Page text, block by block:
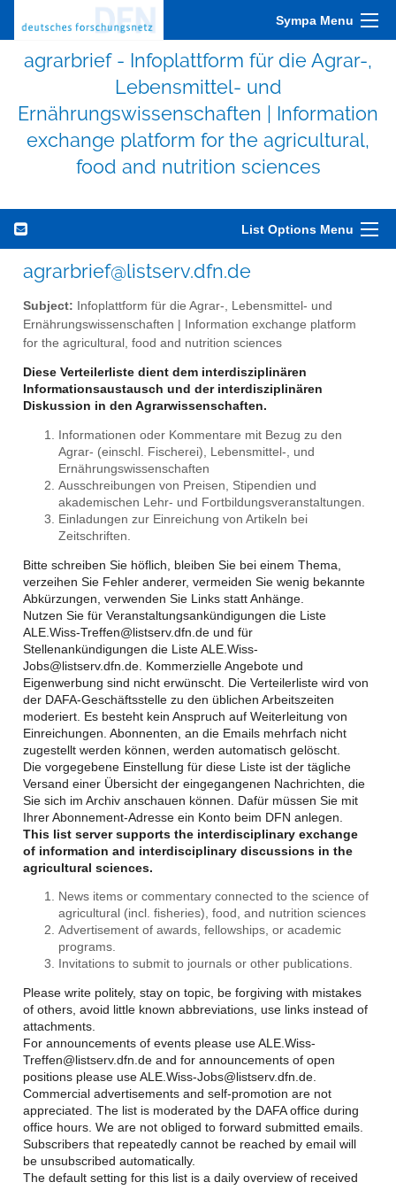
Sympa Menu
agrarbrief - Infoplattform für die Agrar-,
Lebensmittel- und
Ernährungswissenschaften | Information
exchange platform for the agricultural,
food and nutrition sciences
List Options Menu
agrarbrief@listserv.dfn.de
Subject: Infoplattform für die Agrar-, Lebensmittel- und
Ernährungswissenschaften | Information exchange platform
for the agricultural, food and nutrition sciences
Diese Verteilerliste dient dem interdisziplinären
Informationsaustausch und der interdisziplinären
Diskussion in den Agrarwissenschaften.
Informationen oder Kommentare mit Bezug zu den
Agrar- (einschl. Fischerei), Lebensmittel-, und
Ernährungswissenschaften
Ausschreibungen von Preisen, Stipendien und
akademischen Lehr- und Fortbildungsveranstaltungen.
Einladungen zur Einreichung von Artikeln bei
Zeitschriften.
Bitte schreiben Sie höflich, bleiben Sie bei einem Thema,
verzeihen Sie Fehler anderer, vermeiden Sie wenig bekannte
Abkürzungen, verwenden Sie Links statt Anhänge.
Nutzen Sie für Veranstaltungsankündigungen die Liste
ALE.Wiss-Treffen@listserv.dfn.de und für
Stellenankündigungen die Liste ALE.Wiss-
Jobs@listserv.dfn.de. Kommerzielle Angebote und
Eigenwerbung sind nicht erwünscht. Die Verteilerliste wird von
der DAFA-Geschäftsstelle zu den üblichen Arbeitszeiten
moderiert. Es besteht kein Anspruch auf Weiterleitung von
Einreichungen. Abonnenten, an die Emails mehrfach nicht
zugestellt werden können, werden automatisch gelöscht.
Die vorgegebene Einstellung für diese Liste ist der tägliche
Versand einer Übersicht der eingegangenen Nachrichten, die
Sie sich im Archiv anschauen können. Dafür müssen Sie mit
Ihrer Abonnement-Adresse ein Konto beim DFN anlegen.
This list server supports the interdisciplinary exchange
of information and interdisciplinary discussions in the
agricultural sciences.
News items or commentary connected to the science of
agricultural (incl. fisheries), food, and nutrition sciences
Advertisement of awards, fellowships, or academic
programs.
Invitations to submit to journals or other publications.
Please write politely, stay on topic, be forgiving with mistakes
of others, avoid little known abbreviations, use links instead of
attachments.
For announcements of events please use ALE.Wiss-
Treffen@listserv.dfn.de and for announcements of open
positions please use ALE.Wiss-Jobs@listserv.dfn.de.
Commercial advertisements and self-promotion are not
appreciated. The list is moderated by the DAFA office during
office hours. We are not obliged to forward submitted emails.
Subscribers that repeatedly cannot be reached by email will
be unsubscribed automatically.
The default setting for this list is a daily overview of received